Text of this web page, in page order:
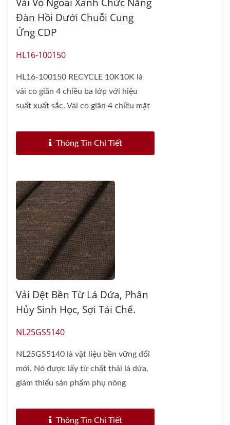
Đàn Hồi Dưới Chuỗi Cung
Ứng CDP
HL16-100150
HL16-100150 RECYCLE 10K10K là
vải co giãn 4 chiều ba lớp với hiệu
suất xuất sắc. Vải co giãn 4 chiều mặt
Thông Tin Chi Tiết
Vải Dệt Bền Từ Lá Dứa, Phân
Hủy Sinh Học, Sợi Tái Chế.
NL25GS5140
NL25GS5140 là vật liệu bền vững đổi
mới. Nó được lấy từ chất thải lá dứa,
giảm thiểu sản phẩm phụ nông
Thông Tin Chi Tiết